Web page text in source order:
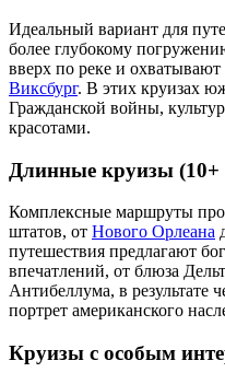
Идеальный вариант для
более глубокому
вверх по реке и охватывают
Виксбург. В этих круизах
Гражданской войны,
красотами.
Длинные круизы (10+
Комплексные маршруты
штатов, от Нового Орлеана
путешествия предлагают
впечатлений, от блюза
Антибеллума, в результате
портрет американского
Круизы с особым